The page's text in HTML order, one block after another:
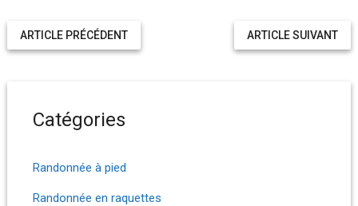
ARTICLE SUIVANT
ARTICLE PRÉCÉDENT
Catégories
Randonnée à pied
Randonnée en raquettes